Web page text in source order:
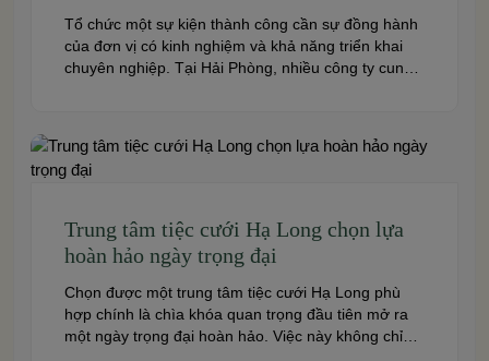
Tổ chức một sự kiện thành công cần sự đồng hành
của đơn vị có kinh nghiệm và khả năng triển khai
chuyên nghiệp. Tại Hải Phòng, nhiều công ty cung
Trung tâm tiệc cưới Hạ Long chọn lựa
hoàn hảo ngày trọng đại
Chọn được một trung tâm tiệc cưới Hạ Long phù
hợp chính là chìa khóa quan trọng đầu tiên mở ra
một ngày trọng đại hoàn hảo. Việc này không chỉ